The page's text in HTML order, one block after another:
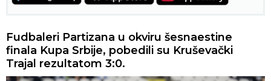
Fudbaleri Partizana u okviru šesnaestine
finala Kupa Srbije, pobedili su Kruševački
Trajal rezultatom 3:0.